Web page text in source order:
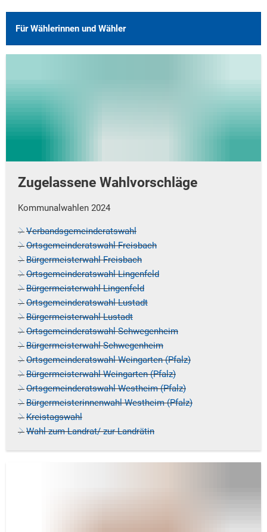
Für Wählerinnen und Wähler
Zugelassene Wahlvorschläge
Kommunalwahlen 2024
Verbandsgemeinderatswahl
Ortsgemeinderatswahl Freisbach
Bürgermeisterwahl Freisbach
Ortsgemeinderatswahl Lingenfeld
Bürgermeisterwahl Lingenfeld
Ortsgemeinderatswahl Lustadt
Bürgermeisterwahl Lustadt
Ortsgemeinderatswahl Schwegenheim
Bürgermeisterwahl Schwegenheim
Ortsgemeinderatswahl Weingarten (Pfalz)
Bürgermeisterwahl Weingarten (Pfalz)
Ortsgemeinderatswahl Westheim (Pfalz)
Bürgermeisterinnenwahl Westheim (Pfalz)
Kreistagswahl
Wahl zum Landrat/ zur Landrätin